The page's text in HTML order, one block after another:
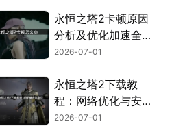
永恒之塔2卡顿原因
分析及优化加速全攻
略！
2026-07-01
永恒之塔2下载教
程：网络优化与安装
全流程指南！
2026-07-01